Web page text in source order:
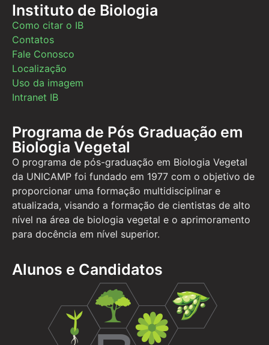
Instituto de Biologia
Como citar o IB
Contatos
Fale Conosco
Localização
Uso da imagem
Intranet IB
Programa de Pós Graduação em
Biologia Vegetal
O programa de pós-graduação em Biologia Vegetal
da UNICAMP foi fundado em 1977 com o objetivo de
proporcionar uma formação multidisciplinar e
atualizada, visando a formação de cientistas de alto
nível na área de biologia vegetal e o aprimoramento
para docência em nível superior.
Alunos e Candidatos